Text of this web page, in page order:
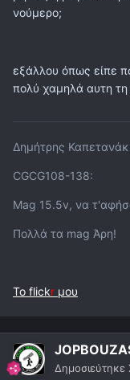
νούμερο;
εξάλλου όπως είπε
πολύ χαμηλά αυτη τη
Δημήτρης
CGCG108-138:
Mag 15.5v, να
Πολλά τα mag Άρη!
Το flickr μου
Δημοσιεύτηκε